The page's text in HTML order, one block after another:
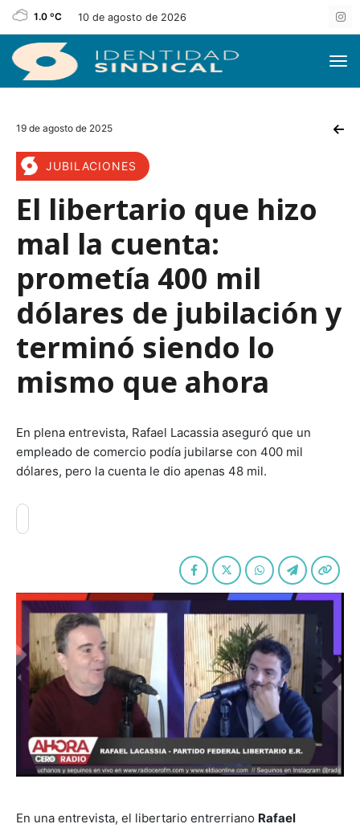
1.0 ºC 10 de agosto de 2026
19 de agosto de 2025
JUBILACIONES
El libertario que hizo
mal la cuenta:
prometía 400 mil
dólares de jubilación y
terminó siendo lo
mismo que ahora
En plena entrevista, Rafael Lacassia aseguró que un
empleado de comercio podía jubilarse con 400 mil
dólares, pero la cuenta le dio apenas 48 mil.
En una entrevista, el libertario entrerriano Rafael